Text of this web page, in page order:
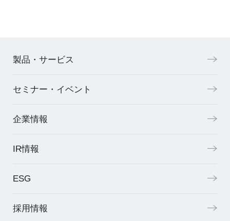
製品・サービス
セミナー・イベント
企業情報
IR情報
ESG
採用情報